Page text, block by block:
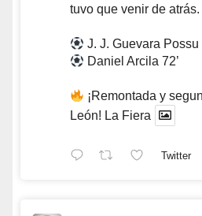
tuvo que venir de atrás.
J. J. Guevara Possu
Daniel Arcila 72’
¡Remontada y
León! La Fiera
Twitter